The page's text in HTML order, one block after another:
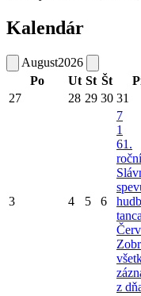
Kalendár
August2026
Po
Ut St Št
27
28 29 30 31
3 4 5 6
7
1
61.
tanca
z